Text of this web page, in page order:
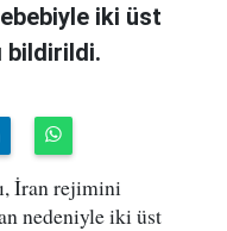
iki üst
bildirildi.
İran rejimini
nedeniyle iki üst